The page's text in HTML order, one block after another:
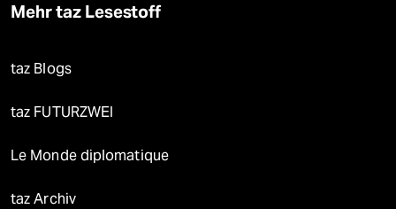
Mehr taz Lesestoff
taz Blogs
taz FUTURZWEI
Le Monde diplomatique
taz Archiv